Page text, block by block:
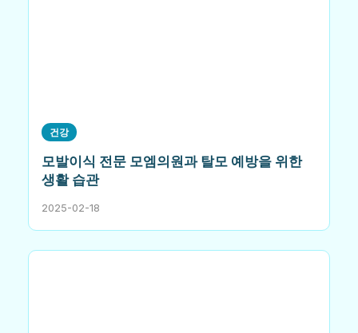
건강
모발이식 전문 모엠의원과 탈모 예방을 위한
생활 습관
2025-02-18